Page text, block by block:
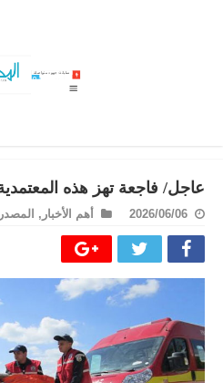
سليانة: جهود متواصلة للسيطرة على حريق
عاجل/ فاجعة تهز هذه
2026/06/06 أهم الأخبار , المصدر